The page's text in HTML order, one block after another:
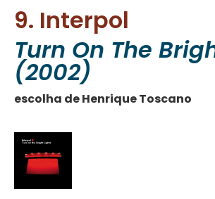
9. Interpol
Turn On The
(2002)
escolha de Henrique Toscano